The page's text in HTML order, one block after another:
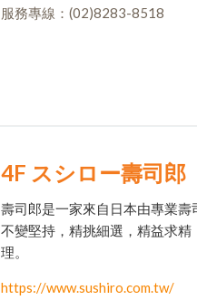
服務專線：(02)8283-8518
4F スシロー壽司郎
壽司郎是一家來自日本由專業
不變堅持，精挑細選，精益求
理。
https://www.sushiro.com.tw/